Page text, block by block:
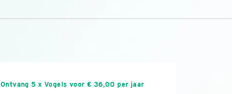
Ontvang 5 x Vogels voor € 36,00 per jaar